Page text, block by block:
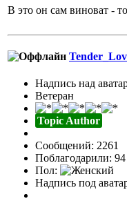
В это он сам виноват -
Надпись над
Ветеран
Topic Author
Сообщений: 2261
Поблагодарили: 94
Пол:
Надпись под